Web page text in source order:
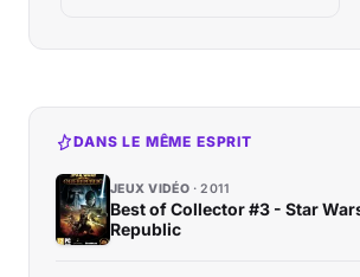
DANS LE MÊME ESPRIT
JEUX VIDÉO 2011
Best of Collector #3 - Star
Republic